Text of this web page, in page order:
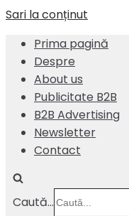
Sari la conținut
Prima pagină
Despre
About us
Publicitate B2B
B2B Advertising
Newsletter
Contact
Caută...